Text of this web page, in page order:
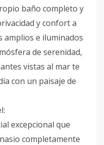
baño completo y
y confort a
amplios e iluminados
de serenidad,
vistas al mar te
con un paisaje de
excepcional que
completamente